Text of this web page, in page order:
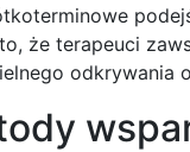
że terapeuci
odkrywania